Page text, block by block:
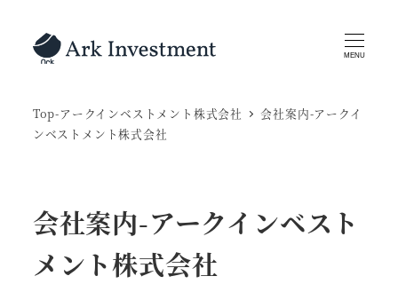
MENU
Top-アークインベストメント株式会社
会社案内-アークイ
ンベストメント株式会社
会社案内-アークインベスト
メント株式会社